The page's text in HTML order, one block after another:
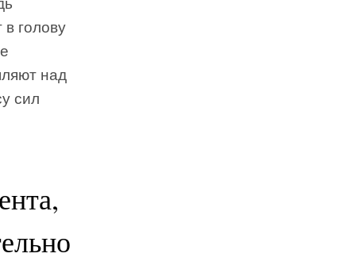
голову
над
сил